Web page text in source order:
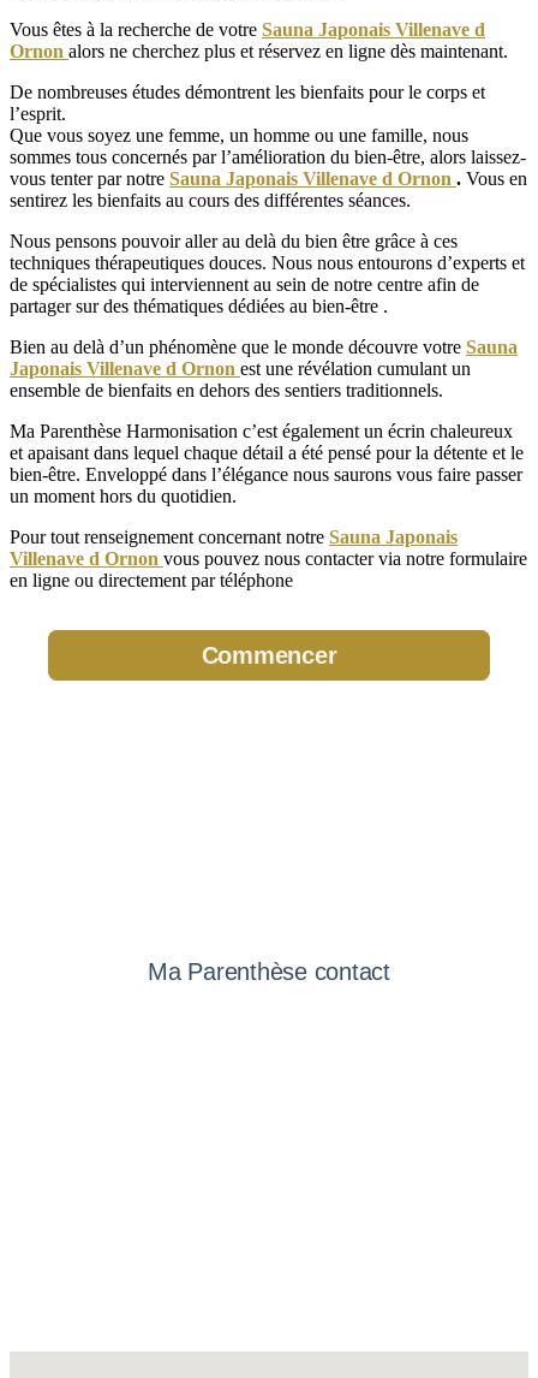
Vous êtes à la recherche de votre Sauna Japonais Villenave d
Ornon alors ne cherchez plus et réservez en ligne dès maintenant.
De nombreuses études démontrent les bienfaits pour le corps et
l’esprit.
Que vous soyez une femme, un homme ou une famille, nous
sommes tous concernés par l’amélioration du bien-être, alors laissez-
vous tenter par notre Sauna Japonais Villenave d Ornon . Vous en
sentirez les bienfaits au cours des différentes séances.
Nous pensons pouvoir aller au delà du bien être grâce à ces
techniques thérapeutiques douces. Nous nous entourons d’experts et
de spécialistes qui interviennent au sein de notre centre afin de
partager sur des thématiques dédiées au bien-être .
Bien au delà d’un phénomène que le monde découvre votre Sauna
Japonais Villenave d Ornon est une révélation cumulant un
ensemble de bienfaits en dehors des sentiers traditionnels.
Ma Parenthèse Harmonisation c’est également un écrin chaleureux
et apaisant dans lequel chaque détail a été pensé pour la détente et le
bien-être. Enveloppé dans l’élégance nous saurons vous faire passer
un moment hors du quotidien.
Pour tout renseignement concernant notre Sauna Japonais
Villenave d Ornon vous pouvez nous contacter via notre formulaire
en ligne ou directement par téléphone